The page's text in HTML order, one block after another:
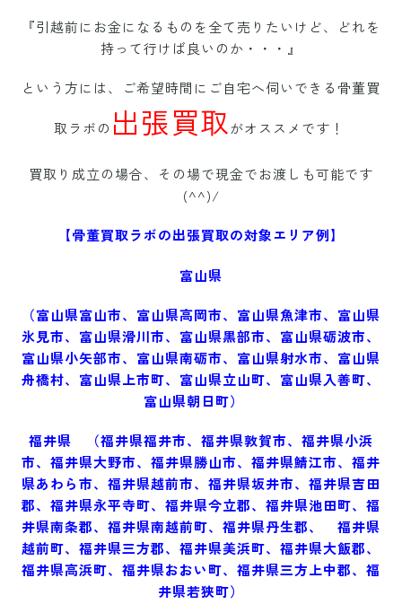
『引越前にお金になるものを全て売りたいけど、どれを
持って行けば良いのか・・・』
という方には、ご希望時間にご自宅へ伺いできる骨董買
取ラボの 出張買取がオススメです！
買取り成立の場合、その場で現金でお渡しも可能です
(^^)/
【骨董買取ラボの出張買取の対象エリア例】
富山県
（富山県富山市、富山県高岡市、富山県魚津市、富山県
氷見市、富山県滑川市、富山県黒部市、富山県砺波市、
富山県小矢部市、富山県南砺市、富山県射水市、富山県
舟橋村、富山県上市町、富山県立山町、富山県入善町、
富山県朝日町）
福井県 （福井県福井市、福井県敦賀市、福井県小浜
市、福井県大野市、福井県勝山市、福井県鯖江市、福井
県あわら市、福井県越前市、福井県坂井市、福井県吉田
郡、福井県永平寺町、福井県今立郡、福井県池田町、福
井県南条郡、福井県南越前町、福井県丹生郡、 福井県
越前町、福井県三方郡、福井県美浜町、福井県大飯郡、
福井県高浜町、福井県おおい町、福井県三方上中郡、福
井県若狭町）